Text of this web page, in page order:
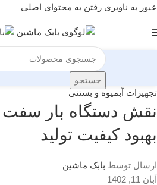
عبور به ناوبری رفتن به محتوای اصلی
جستجو
تجهیزات آبمیوه و بستنی
نقش دستگاه بار سفت
بهبود کیفیت تولید
ارسال توسط بابک ماشین
آبان 11, 1402